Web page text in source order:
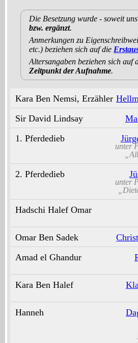
Die Besetzung wurde - soweit
bzw. ergänzt.
Anmerkungen zu
etc.) beziehen sich auf die
Altersangaben beziehen sich auf
Zeitpunkt der Aufnahme.
Kara Ben Nemsi, Erzähler
Sir David Lindsay
1. Pferdedieb
unter
2. Pferdedieb
unter
Hadschi Halef Omar
Omar Ben Sadek
Amad el Ghandur
Kara Ben Halef
Hanneh